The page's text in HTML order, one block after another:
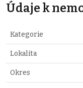
Údaje k
Kategorie
Lokalita
Okres